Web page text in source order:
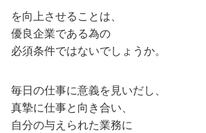
を向上させることは、
優良企業である為の
必須条件ではないでしょうか。
毎日の仕事に意義を見いだし、
真摯に仕事と向き合い、
自分の与えられた業務に